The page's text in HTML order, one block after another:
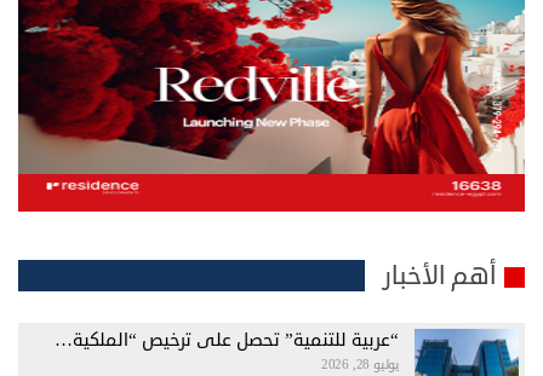
أهم الأخبار
“عربية للتنمية” تحصل على ترخيص “الملكية…
يوليو 28, 2026